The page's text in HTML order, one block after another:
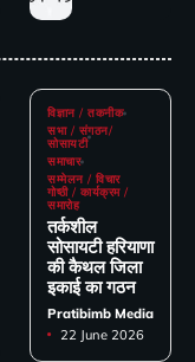
विज्ञान / तकनीक
सभा / संगठन/
सोसायटी
समाचार
सम्मेलन / विचार
गोष्ठी / कार्यक्रम /
समारोह
तर्कशील
सोसायटी हरियाणा
की कैथल जिला
इकाई का गठन
Pratibimb Media
22 June 2026